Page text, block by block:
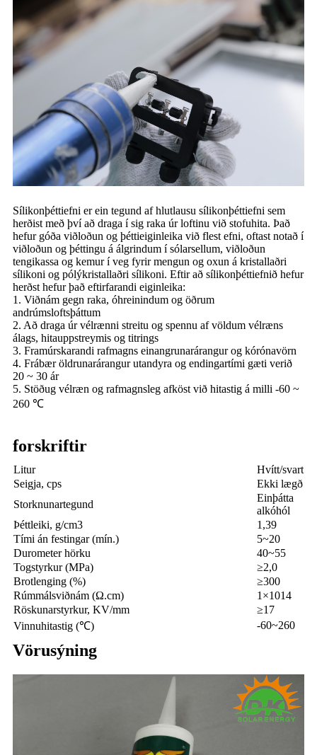
Sílikonþéttiefni er ein tegund af hlutlausu sílikonþéttiefni sem
herðist með því að draga í sig raka úr loftinu við stofuhita. Það
hefur góða viðloðun og þéttieiginleika við flest efni, oftast notað í
viðloðun og þéttingu á álgrindum í sólarsellum, viðloðun
tengikassa og kemur í veg fyrir mengun og oxun á kristallaðri
sílikoni og pólýkristallaðri sílikoni. Eftir að sílikonþéttiefnið hefur
herðst hefur það eftirfarandi eiginleika:
1. Viðnám gegn raka, óhreinindum og öðrum
andrúmsloftsþáttum
2. Að draga úr vélrænni streitu og spennu af völdum vélræns
álags, hitauppstreymis og titrings
3. Framúrskarandi rafmagns einangrunarárangur og kórónavörn
4. Frábær öldrunarárangur utandyra og endingartími gæti verið
20 ~ 30 ár
5. Stöðug vélræn og rafmagnsleg afköst við hitastig á milli -60 ~
260 ℃
forskriftir
Litur
Hvítt/svart
Seigja, cps
Ekki lægð
Storknunartegund
Einþátta
alkóhól
Þéttleiki, g/cm3
1,39
Tími án festingar (mín.)
5~20
Durometer hörku
40~55
Togstyrkur (MPa)
≥2,0
Brotlenging (%)
≥300
Rúmmálsviðnám (Ω.cm)
1×1014
Röskunarstyrkur, KV/mm
≥17
Vinnuhitastig (℃)
-60~260
Vörusýning